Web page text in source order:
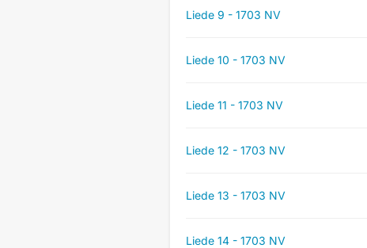
Liede 9 - 1703 NV
Liede 10 - 1703 NV
Liede 11 - 1703 NV
Liede 12 - 1703 NV
Liede 13 - 1703 NV
Liede 14 - 1703 NV